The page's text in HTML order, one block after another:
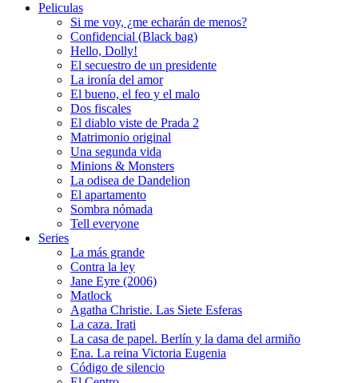
Peliculas
Si me voy, ¿me echarán de menos?
Confidencial (Black bag)
Hello, Dolly!
El secuestro de un presidente
La ironía del amor
El bueno, el feo y el malo
Dos fiscales
El diablo viste de Prada 2
Matrimonio original
Una segunda vida
Minions & Monsters
La odisea de Dandelion
El apartamento
Sombra nómada
Tell everyone
Series
La más grande
Contra la ley
Jane Eyre (2006)
Matlock
Agatha Christie. Las Siete Esferas
La caza. Irati
La casa de papel. Berlín y la dama del armiño
Ena. La reina Victoria Eugenia
Código de silencio